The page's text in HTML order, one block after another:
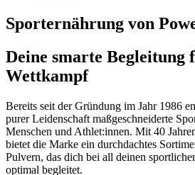
Sporternährung von
Deine smarte Begleitung
Wettkampf
Bereits seit der Gründung im Jahr 1986
purer Leidenschaft maßgeschneiderte
Menschen und Athlet:innen. Mit 40
bietet die Marke ein durchdachtes
Pulvern, das dich bei all deinen
optimal begleitet.